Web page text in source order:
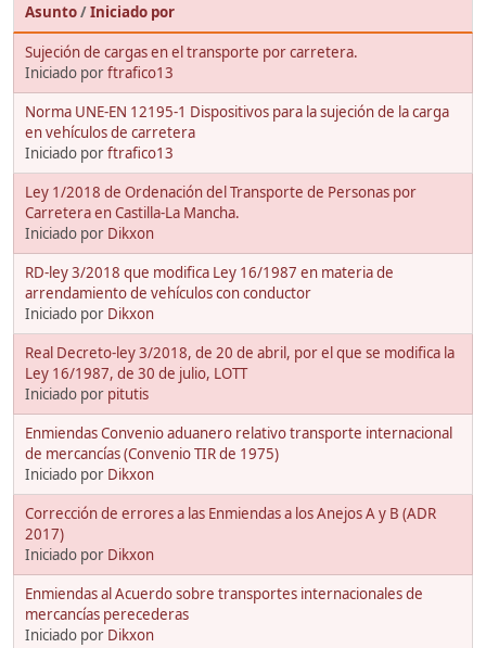
Asunto/Iniciado por
Sujeción de cargas en el transporte por carretera.
Iniciado porftrafico13
Norma UNE-EN 12195-1 Dispositivos para la sujeción de la carga
en vehículos de carretera
Iniciado porftrafico13
Ley 1/2018 de Ordenación del Transporte de Personas por
Carretera en Castilla-La Mancha.
Iniciado por Dikxon
RD-ley 3/2018 que modifica Ley 16/1987 en materia de
arrendamiento de vehículos con conductor
Iniciado por Dikxon
Real Decreto-ley 3/2018, de 20 de abril, por el que se modifica la
Ley 16/1987, de 30 de julio, LOTT
Iniciado por pitutis
Enmiendas Convenio aduanero relativo transporte internacional
de mercancías (Convenio TIR de 1975)
Iniciado por Dikxon
Corrección de errores a las Enmiendas a los Anejos A y B (ADR
2017)
Iniciado por Dikxon
Enmiendas al Acuerdo sobre transportes internacionales de
mercancías perecederas
Iniciado por Dikxon